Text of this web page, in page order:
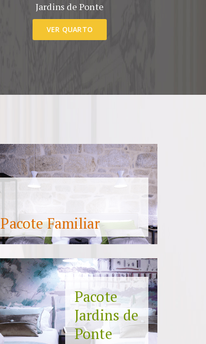
Jardins de Ponte
VER QUARTO
Pacote Familiar
Pacote
Jardins de
Ponte